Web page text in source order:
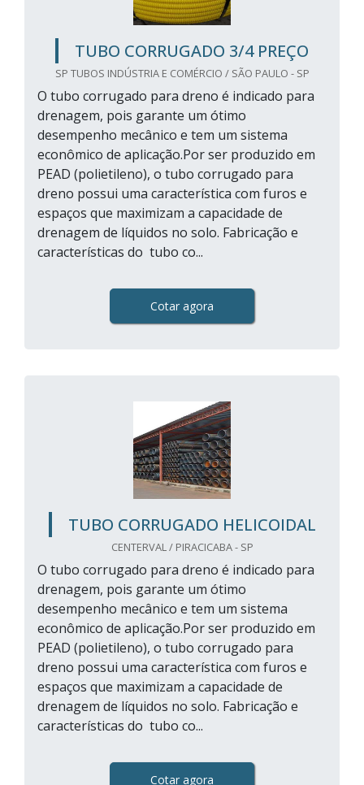
TUBO CORRUGADO 3/4 PREÇO
SP TUBOS INDÚSTRIA E COMÉRCIO / SÃO PAULO - SP
O tubo corrugado para dreno é indicado para
drenagem, pois garante um ótimo
desempenho mecânico e tem um sistema
econômico de aplicação.Por ser produzido em
PEAD (polietileno), o tubo corrugado para
dreno possui uma característica com furos e
espaços que maximizam a capacidade de
drenagem de líquidos no solo. Fabricação e
características do tubo co...
Cotar agora
TUBO CORRUGADO HELICOIDAL
CENTERVAL / PIRACICABA - SP
O tubo corrugado para dreno é indicado para
drenagem, pois garante um ótimo
desempenho mecânico e tem um sistema
econômico de aplicação.Por ser produzido em
PEAD (polietileno), o tubo corrugado para
dreno possui uma característica com furos e
espaços que maximizam a capacidade de
drenagem de líquidos no solo. Fabricação e
características do tubo co...
Cotar agora